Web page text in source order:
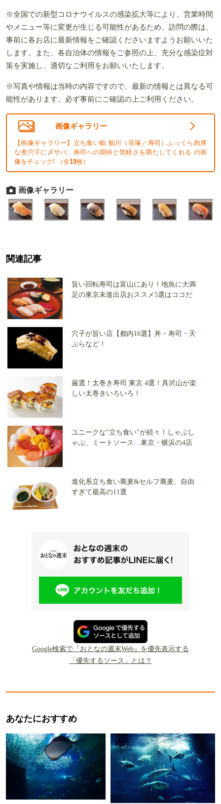
※全国での新型コロナウイルスの感染拡大等により、営業時間
やメニュー等に変更が生じる可能性があるため、訪問の際は、
事前に各お店に最新情報をご確認くださいますようお願いいた
します。また、各自治体の情報をご参照の上、充分な感染症対
策を実施し、適切なご利用をお願いいたします。
※写真や情報は当時の内容ですので、最新の情報とは異なる可
能性があります。必ず事前にご確認の上ご利用ください。
画像ギャラリー
【画像ギャラリー】立ち食い鮨 鮨川（笹塚／寿司）ふっくら肉厚
な煮穴子に〆サバ、寿司への期待と気軽さを満たしてくれる の画
像をチェック! （全19枚）
画像ギャラリー
関連記事
旨い回転寿司は富山にあり！地魚に大満
足の東京未進出店おススメ5選はココだ
穴子が旨い店【都内16選】丼・寿司・天
ぷらなど！
厳選！太巻き寿司 東京 4選！具沢山が楽
しい太巻きいろいろ！
ユニークな“立ち食い”が続々！しゃぶし
ゃぶ、ミートソース…東京・横浜の4店
進化系立ち食い蕎麦&セルフ蕎麦、自由
すぎて最高の11選
Google検索で『おとなの週末Web』を優先表示する
「優先するソース」とは？
あなたにおすすめ